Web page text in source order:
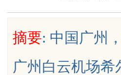
摘要: 中国广州
广州白云机场